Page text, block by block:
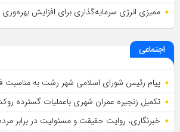
ممیزی انرژی سرمایه‌گذاری برای افزایش
اجتماعی
پیام رئیس شورای اسلامي شهر رشت به مناسبت
تکمیل زنجیره عمران شهری باعملیات گسترده
خبرنگاری، روایت حقیقت و مسئولیت‌ در برابر